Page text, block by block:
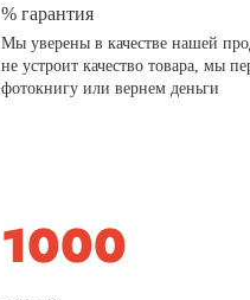
% гарантия
Мы уверены в качестве нашей
не устроит качество товара, мы
фотокнигу или вернем деньги